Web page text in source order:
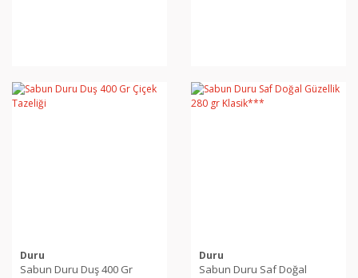
Duru
Sabun Duru Duş 400 Gr
Duru
Sabun Duru Saf Doğal